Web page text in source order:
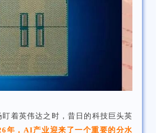
着英伟达之时，昔日的科技巨头英
年，AI产业迎来了一个重要的分水